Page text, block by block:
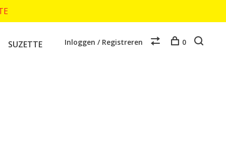
SUZETTE Inloggen / Registreren 0